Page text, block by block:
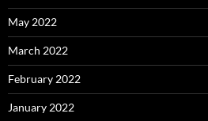
May 2022
March 2022
February 2022
January 2022